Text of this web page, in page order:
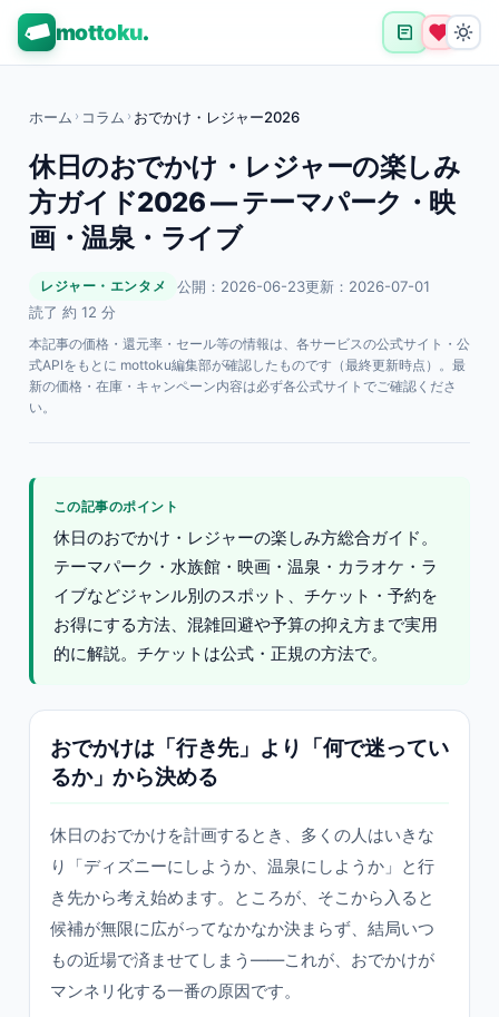
mottoku.
ホーム › コラム › おでかけ・レジャー2026
休日のおでかけ・レジャーの楽しみ
方ガイド2026 — テーマパーク・映
画・温泉・ライブ
レジャー・エンタメ 公開：2026-06-23更新：2026-07-01
読了 約 12 分
本記事の価格・還元率・セール等の情報は、各サービスの公式サイト・公
式APIをもとに mottoku編集部が確認したものです（最終更新時点）。最
新の価格・在庫・キャンペーン内容は必ず各公式サイトでご確認くださ
い。
この記事のポイント
休日のおでかけ・レジャーの楽しみ方総合ガイド。
テーマパーク・水族館・映画・温泉・カラオケ・ラ
イブなどジャンル別のスポット、チケット・予約を
お得にする方法、混雑回避や予算の抑え方まで実用
的に解説。チケットは公式・正規の方法で。
おでかけは「行き先」より「何で迷ってい
るか」から決める
休日のおでかけを計画するとき、多くの人はいきな
り「ディズニーにしようか、温泉にしようか」と行
き先から考え始めます。ところが、そこから入ると
候補が無限に広がってなかなか決まらず、結局いつ
もの近場で済ませてしまう——これが、おでかけが
マンネリ化する一番の原因です。